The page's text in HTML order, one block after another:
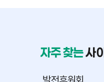
자주 찾는사